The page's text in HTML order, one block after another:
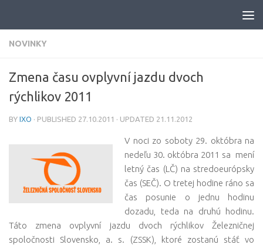
NOVINKY
Zmena času ovplyvní jazdu dvoch
rýchlikov 2011
BY IXO · PUBLISHED 27.10.2011 · UPDATED 21.11.2012
V noci zo soboty 29. októbra na
nedeľu 30. októbra 2011 sa mení
letný čas (LČ) na stredoeurópsky
čas (SEČ). O tretej hodine ráno sa
čas posunie o jednu hodinu
dozadu, teda na druhú hodinu.
Táto zmena ovplyvní jazdu dvoch rýchlikov Železničnej
spoločnosti Slovensko, a. s. (ZSSK), ktoré zostanú stáť vo